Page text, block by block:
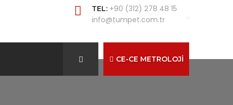
TEL: +90 (312) 278 48 15
info@tumpet.com.tr
CE-CE METROLOJİ